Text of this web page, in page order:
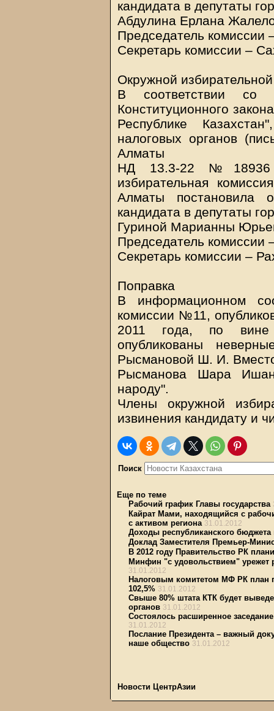
кандидата в депутаты
Абдулина Ерлана
Председатель комиссии
Секретарь комиссии –
Окружной
В соответствии
Конституционного
Республике
налоговых органов
Алматы
НД 13.3-22 №18936
избирательная
Алматы постановила
кандидата в депутаты
Гуриной Марианны
Председатель комиссии
Секретарь комиссии –
Поправка
В информационном
комиссии №11,
2011 года, по вине
опубликованы
Рысмановой Ш. И.
Рысманова Шара
народу".
Члены окружной
извинения кандидату и
Поиск
Еще по теме
Рабочий график Главы государства
Кайрат Мами, находящийся с
с активом региона 31.01.2012
Доходы республиканского
Доклад Заместителя Премьер-
В 2012 году Правительство РК
Минфин "с удовольствием" урежет
31.01.2012
Налоговым комитетом МФ РК план
102,5% 31.01.2012
Свыше 80% штата КТК будет
органов 31.01.2012
Состоялось расширенное
31.01.2012
Послание Президента – важный
наше общество 31.01.2012
Новости ЦентрАзии